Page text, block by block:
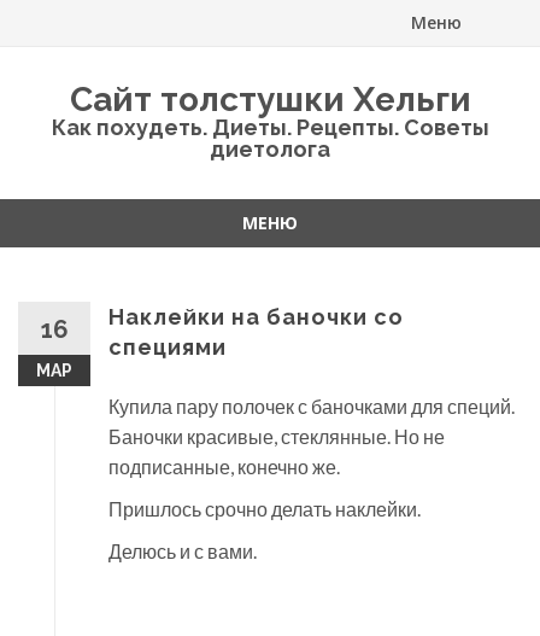
Меню
Сайт толстушки Хельги
Как похудеть. Диеты. Рецепты. Советы
диетолога
МЕНЮ
16
МАР
Наклейки на баночки со
специями
Купила пару полочек с баночками для специй.
Баночки красивые, стеклянные. Но не
подписанные, конечно же.
Пришлось срочно делать наклейки.
Делюсь и с вами.